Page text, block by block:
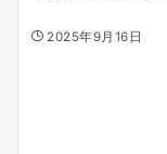
2025年9月16日